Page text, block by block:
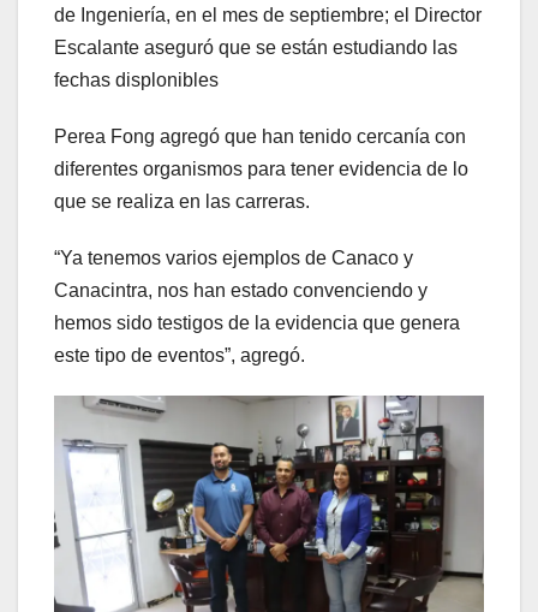
de Ingeniería, en el mes de septiembre; el Director
Escalante aseguró que se están estudiando las
fechas displonibles
Perea Fong agregó que han tenido cercanía con
diferentes organismos para tener evidencia de lo
que se realiza en las carreras.
“Ya tenemos varios ejemplos de Canaco y
Canacintra, nos han estado convenciendo y
hemos sido testigos de la evidencia que genera
este tipo de eventos”, agregó.